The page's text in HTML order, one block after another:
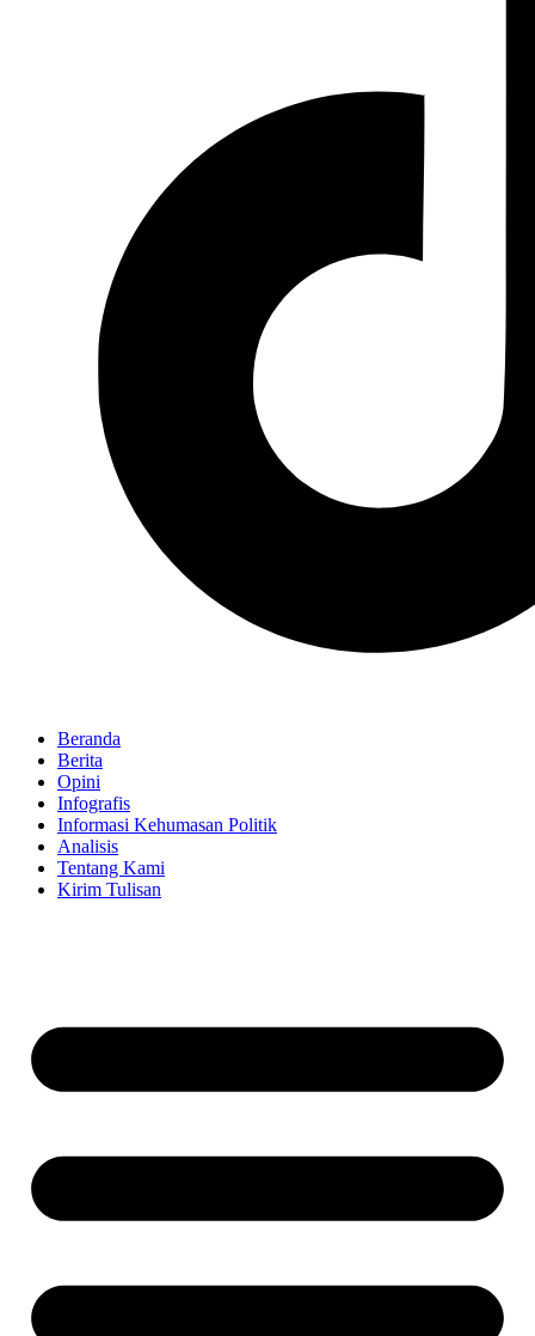
Beranda
Berita
Opini
Infografis
Informasi Kehumasan Politik
Analisis
Tentang Kami
Kirim Tulisan